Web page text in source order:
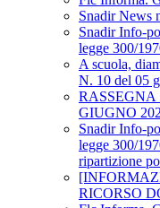
Snadir News
Snadir Info-
legge 300/
A scuola,
N. 10 del 05
GIUGNO
Snadir Info-
legge 300/
ripartizione
RICORSO